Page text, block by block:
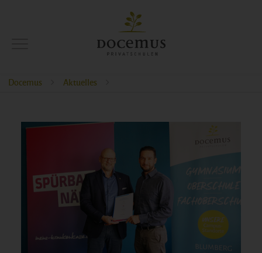
Docemus Aktuelles